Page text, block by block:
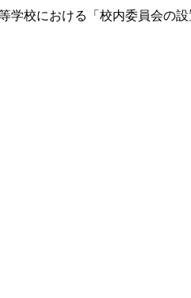
学校における「校内委員会の